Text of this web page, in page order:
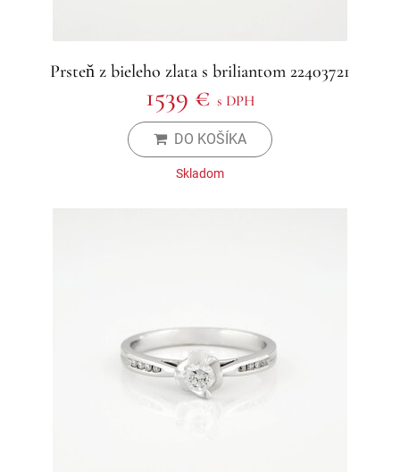
Prsteň z bieleho zlata s briliantom 22403721
1539 € s DPH
DO KOŠÍKA
Skladom